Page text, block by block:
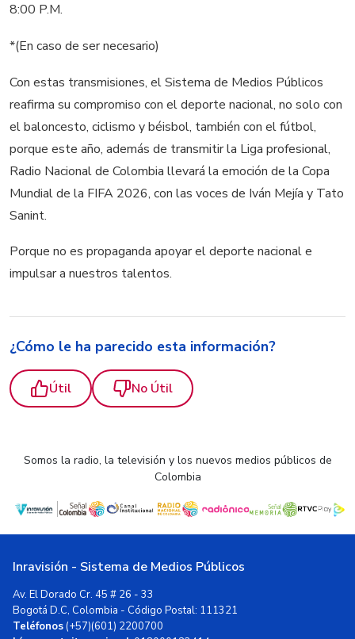
8:00 P.M.
*(En caso de ser necesario)
Con estas transmisiones, el Sistema de Medios Públicos
reafirma su compromiso con el deporte nacional, no solo con
el baloncesto, ciclismo y béisbol, también con el fútbol,
porque este año, además de transmitir la Liga profesional,
Radio Nacional de Colombia llevará la emoción de la Copa
Mundial de la FIFA 2026, con las voces de Iván Mejía y Tato
Sanint.
Porque no es propaganda apoyar el deporte nacional e
impulsar a nuestros talentos.
¿Cómo le ha parecido esta información?
Útil No Útil
Somos la radio, la televisión y los nuevos medios públicos de
Colombia
Inravisión - Sistema de Medios Públicos
Av. El Dorado Cr. 45 # 26 - 33
Bogotá D.C, Colombia - Código Postal: 111321
Teléfonos(+57)(601) 2200700